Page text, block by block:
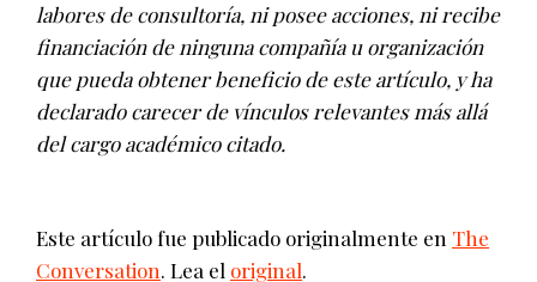
labores de consultoría, ni posee acciones, ni recibe
financiación de ninguna compañía u organización
que pueda obtener beneficio de este artículo, y ha
declarado carecer de vínculos relevantes más allá
del cargo académico citado.
Este artículo fue publicado originalmente en The
Conversation. Lea el original.